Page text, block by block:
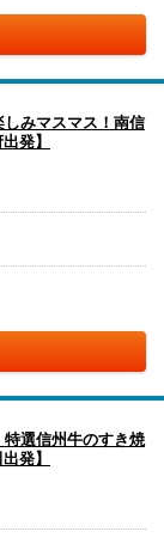
みマスマス！南信
発】
選信州牛のすき焼
発】